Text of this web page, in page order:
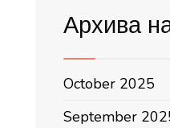
Архива
October 2025
September